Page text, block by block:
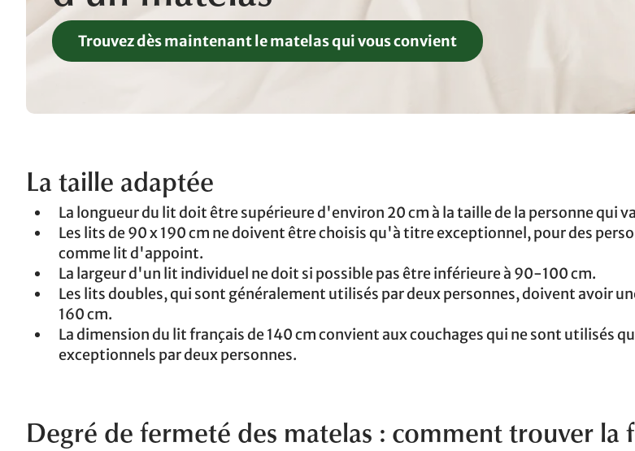
Trouvez dès maintenant le matelas qui vous convient
La taille adaptée
La longueur du lit doit être supérieure d'environ 20 cm à la taille de la personne qui
Les lits de 90 x 190 cm ne doivent être choisis qu'à titre exceptionnel, pour des
comme lit d'appoint.
La largeur d'un lit individuel ne doit si possible pas être inférieure à 90-100 cm.
Les lits doubles, qui sont généralement utilisés par deux personnes, doivent avoir
160 cm.
La dimension du lit français de 140 cm convient aux couchages qui ne sont utilisés
exceptionnels par deux personnes.
Degré de fermeté des matelas : comment trouver la